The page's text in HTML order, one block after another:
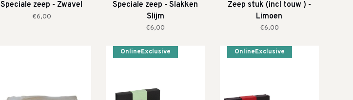
Speciale zeep - Zwavel
€6,00
Speciale zeep - Slakken
Slijm
€6,00
Zeep stuk (incl touw ) -
Limoen
€6,00
OnlineExclusive OnlineExclusive